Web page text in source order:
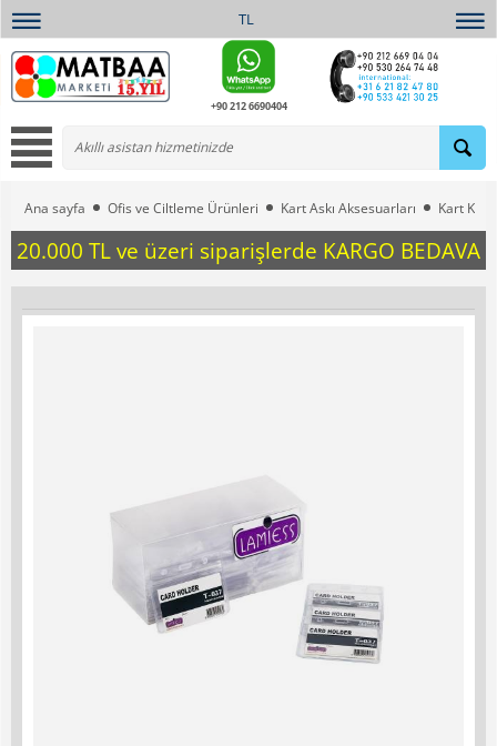
TL
+90 212 6690404
Ana sayfa Ofis ve Ciltleme Ürünleri Kart Askı Aksesuarları Kart
20.000 TL ve üzeri siparişlerde KARGO BEDAVA